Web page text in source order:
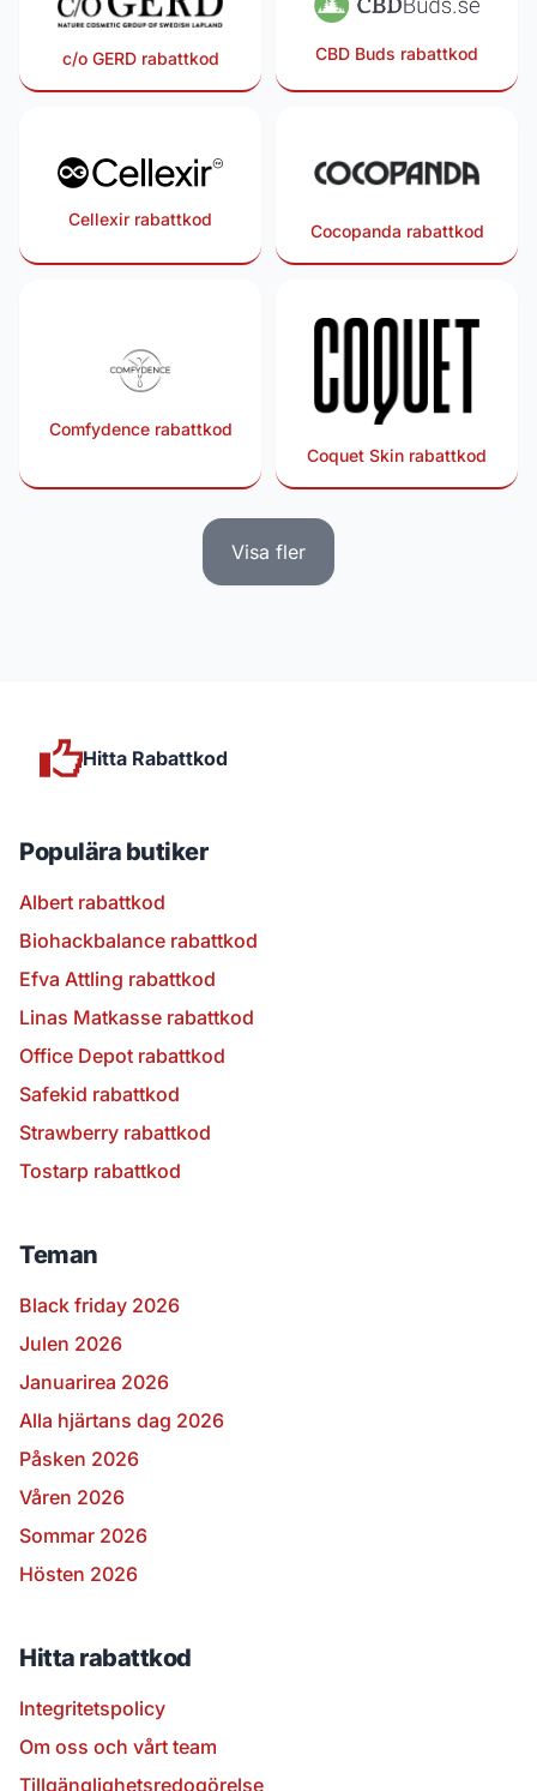
c/o GERD rabattkod CBD Buds rabattkod
Cellexir rabattkod
Cocopanda rabattkod
Comfydence rabattkod
Coquet Skin rabattkod
Visa fler
Hitta Rabattkod
Populära butiker
Albert rabattkod
Biohackbalance rabattkod
Efva Attling rabattkod
Linas Matkasse rabattkod
Office Depot rabattkod
Safekid rabattkod
Strawberry rabattkod
Tostarp rabattkod
Teman
Black friday 2026
Julen 2026
Januarirea 2026
Alla hjärtans dag 2026
Påsken 2026
Våren 2026
Sommar 2026
Hösten 2026
Hitta rabattkod
Integritetspolicy
Om oss och vårt team
Tillgänglighetsredogörelse